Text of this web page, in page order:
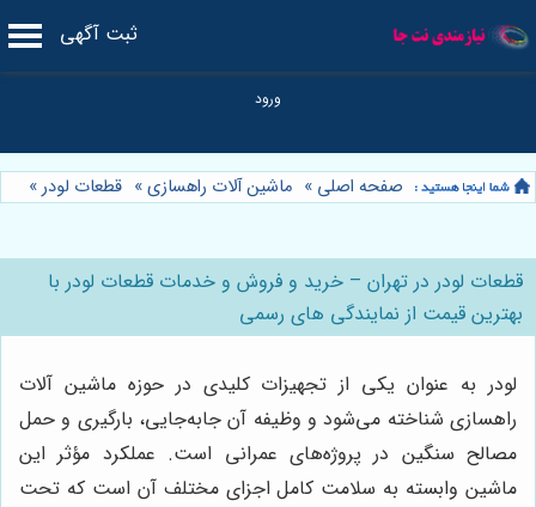
ثبت آگهی
صفحه اصلی » ماشین آلات راهسازی» قطعات لودر»
قطعات لودر در تهران – خرید و فروش و خدمات قطعات لودر با
بهترین قیمت از نمایندگی های رسمی
لودر به عنوان یکی از تجهیزات کلیدی در حوزه ماشین آلات
راهسازی شناخته می‌شود و وظیفه آن جابه‌جایی، بارگیری و حمل
مصالح سنگین در پروژه‌های عمرانی است. عملکرد مؤثر این
ماشین وابسته به سلامت کامل اجزای مختلف آن است که تحت